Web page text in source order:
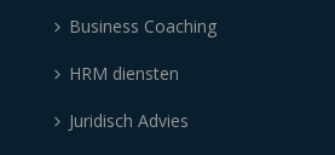
Business Coaching
HRM diensten
Juridisch Advies